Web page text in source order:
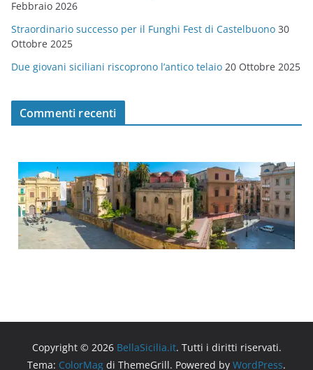
Febbraio 2026
Straordinario successo per il Funghi Fest di Castelbuono 30
Ottobre 2025
Due giovani siciliani riscoprono l’antico telaio 20 Ottobre 2025
Commenti recenti
Copyright © 2026 BellaSicilia.it. Tutti i diritti riservati.
Tema: ColorMag di ThemeGrill. Powered by WordPress.